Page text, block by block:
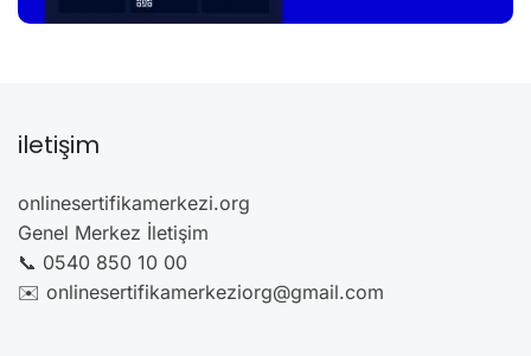
iletişim
onlinesertifikamerkezi.org
Genel Merkez İletişim
📞 0540 850 10 00
✉️ onlinesertifikamerkeziorg@gmail.com